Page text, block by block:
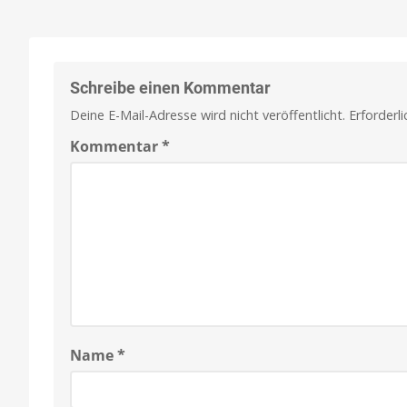
Schreibe einen Kommentar
Deine E-Mail-Adresse wird nicht veröffentlicht.
Kommentar*
Name*